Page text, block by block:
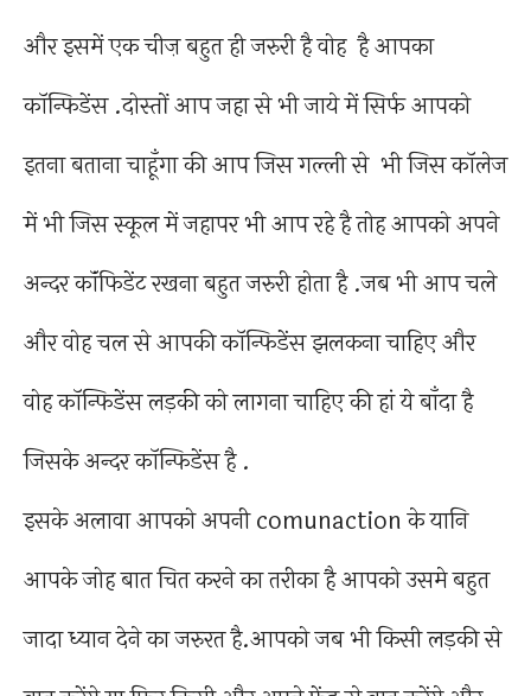
और इसमें एक चीज़ बहुत ही जरुरी है वोह है आपका
कॉन्फिडेंस .दोस्तों आप जहा से भी जाये में सिर्फ आपको
इतना बताना चाहूँगा की आप जिस गल्ली से भी जिस कॉलेज
में भी जिस स्कूल में जहापर भी आप रहे है तोह आपको अपने
अन्दर कॉंफिडेंट रखना बहुत जरुरी होता है .जब भी आप चले
और वोह चल से आपकी कॉन्फिडेंस झलकना चाहिए और
वोह कॉन्फिडेंस लड़की को लागना चाहिए की हां ये बाँदा है
जिसके अन्दर कॉन्फिडेंस है .
इसके अलावा आपको अपनी comunaction के यानि
आपके जोह बात चित करने का तरीका है आपको उसमे बहुत
जादा ध्यान देने का जरुरत है.आपको जब भी किसी लड़की से